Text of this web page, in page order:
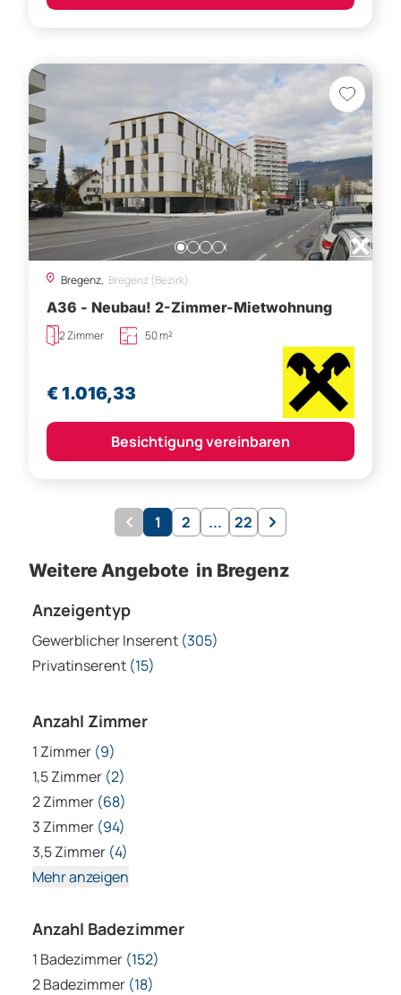
Bregenz, Bregenz (Bezirk)
A36 - Neubau! 2-Zimmer-Mietwohnung
2 Zimmer 50 m²
€ 1.016,33
Besichtigung vereinbaren
1 2 ... 22
Weitere Angebote in Bregenz
Anzeigentyp
Gewerblicher Inserent (305)
Privatinserent (15)
Anzahl Zimmer
1 Zimmer (9)
1,5 Zimmer (2)
2 Zimmer (68)
3 Zimmer (94)
3,5 Zimmer (4)
Mehr anzeigen
Anzahl Badezimmer
1 Badezimmer (152)
2 Badezimmer (18)